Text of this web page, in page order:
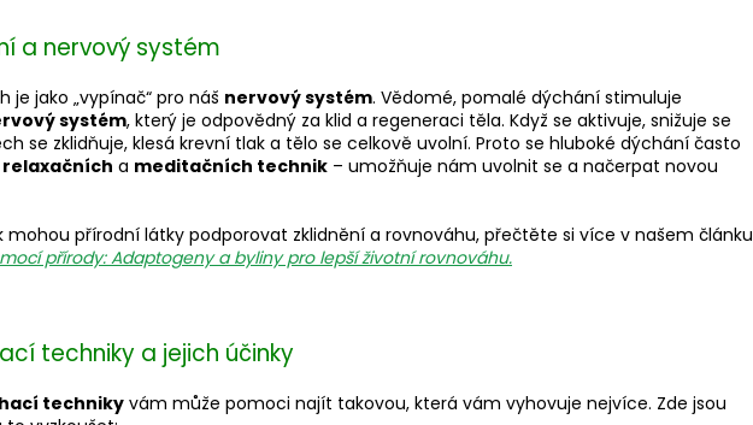
a nervový systém
je jako „vypínač“ pro náš nervový systém. Vědomé, pomalé dýchání stimuluje
systém, který je odpovědný za klid a regeneraci těla. Když se aktivuje, snižuje se
se zklidňuje, klesá krevní tlak a tělo se celkově uvolní. Proto se hluboké dýchání často
relaxačních a meditačních technik – umožňuje nám uvolnit se a načerpat novou
mohou přírodní látky podporovat zklidnění a rovnováhu, přečtěte si více v našem článku
přírody: Adaptogeny a byliny pro lepší životní rovnováhu.
techniky a jejich účinky
techniky vám může pomoci najít takovou, která vám vyhovuje nejvíce. Zde jsou